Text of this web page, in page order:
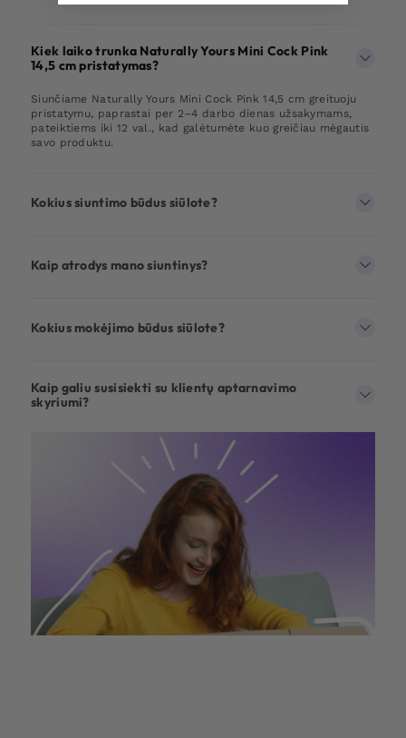
Kiek laiko trunka Naturally Yours Mini Cock Pink
14,5 cm pristatymas?
Siunčiame Naturally Yours Mini Cock Pink 14,5 cm greituoju
pristatymu, paprastai per 2–4 darbo dienas užsakymams,
pateiktiems iki 12 val., kad galėtumėte kuo greičiau mėgautis
savo produktu.
Kokius siuntimo būdus siūlote?
Kaip atrodys mano siuntinys?
Kokius mokėjimo būdus siūlote?
Kaip galiu susisiekti su klientų aptarnavimo
skyriumi?